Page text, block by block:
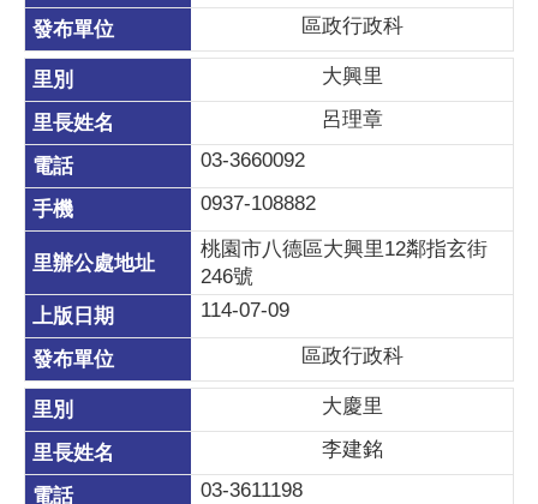
區政行政科
大興里
呂理章
03-3660092
0937-108882
桃園市八德區大興里12鄰指玄街
246號
114-07-09
區政行政科
大慶里
李建銘
03-3611198